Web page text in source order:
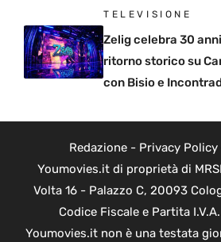
TELEVISIONE
Zelig celebra 30
ritorno storico su
con Bisio e
Redazione- Privacy Policy
Youmovies.it di proprietà di
Volta 16 - Palazzo C, 20093
Codice Fiscale e Partita
Youmovies.it non è una testata